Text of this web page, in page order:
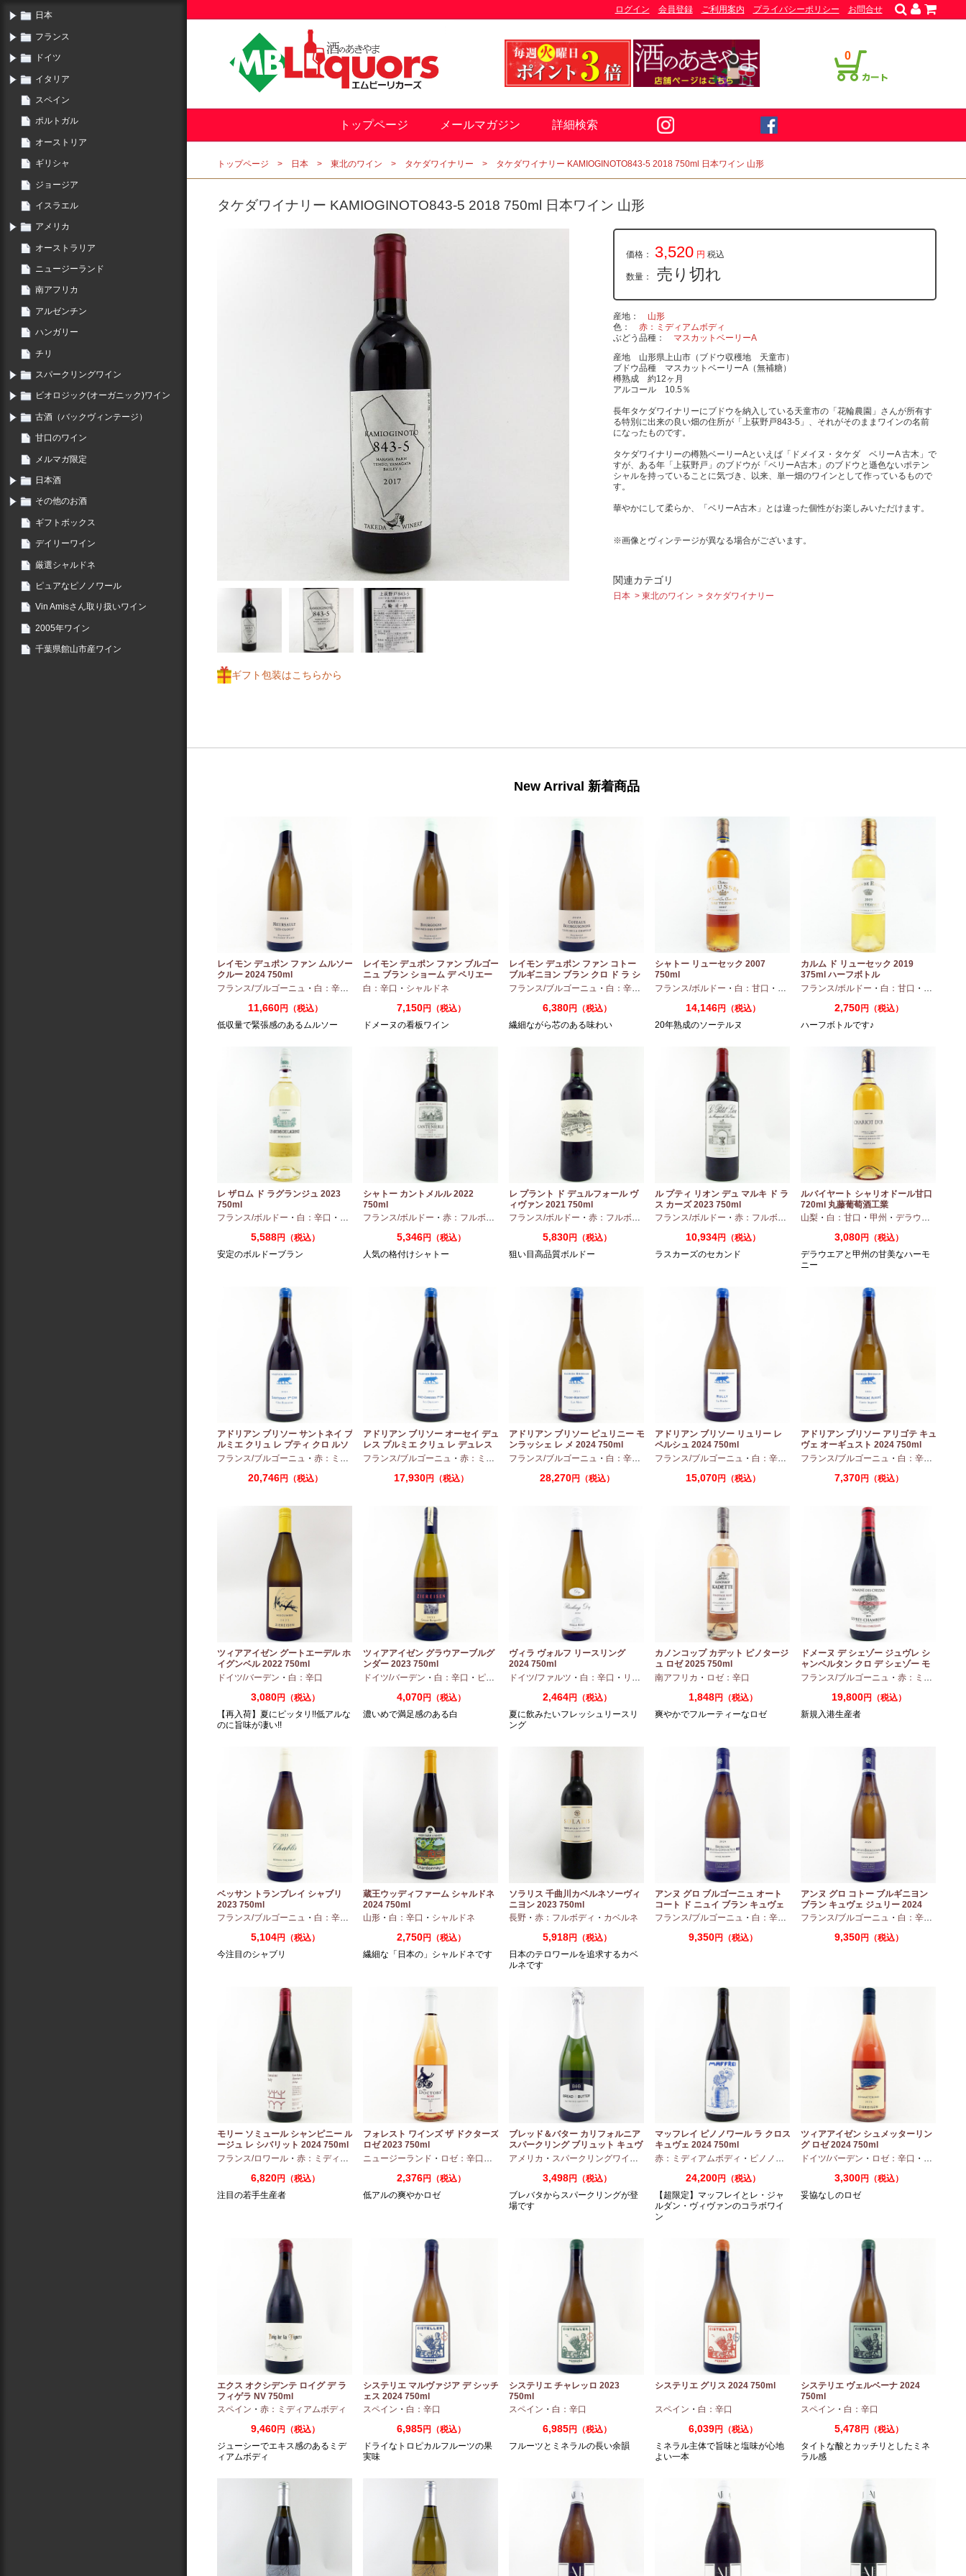
日本
フランス
ドイツ
イタリア
スペイン
ポルトガル
オーストリア
ギリシャ
ジョージア
イスラエル
アメリカ
オーストラリア
ニュージーランド
南アフリカ
アルゼンチン
ハンガリー
チリ
スパークリングワイン
ビオロジック(オーガニック)ワイン
古酒（バックヴィンテージ）
甘口のワイン
メルマガ限定
日本酒
その他のお酒
ギフトボックス
デイリーワイン
厳選シャルドネ
ピュアなピノノワール
Vin Amisさん取り扱いワイン
2005年ワイン
千葉県館山市産ワイン
0
ログイン 会員登録 ご利用案内 プライバシーポリシー お問合せ
トップページ メールマガジン 詳細検索
トップページ 日本 東北のワイン タケダワイナリー タケダワイナリー KAMIOGINOTO843-5 2018 750ml 日本ワイン 山形
タケダワイナリー KAMIOGINOTO843-5 2018 750ml 日本ワイン 山形
ギフト包装はこちらから
価格： 3,520 円 税込
数量： 売り切れ
産地
山形
色
赤：ミディアムボディ
ぶどう品種
マスカットベーリーA
産地 山形県上山市（ブドウ収穫地 天童市）
ブドウ品種 マスカットベーリーA（無補糖）
樽熟成 約12ヶ月
アルコール 10.5％
長年タケダワイナリーにブドウを納入している天童市の「花輪農園」さんが所有す
る特別に出来の良い畑の住所が「上荻野戸843-5」、それがそのままワインの名前
になったものです。
タケダワイナリーの樽熟ベーリーAといえば「ドメイヌ・タケダ ベリーA 古木」で
すが、ある年「上荻野戸」のブドウが「ベリーA古木」のブドウと遜色ないポテン
シャルを持っていることに気づき、以来、単一畑のワインとして作っているもので
す。
華やかにして柔らか、「ベリーA古木」とは違った個性がお楽しみいただけます。
※画像とヴィンテージが異なる場合がございます。
関連カテゴリ
日本 東北のワイン タケダワイナリー
New Arrival 新着商品
レイモン デュポン ファン ムルソー
クルー 2024 750ml
フランス/ブルゴーニュ ・ 白：辛口 シャルドネ
11,660円（税込）
低収量で緊張感のあるムルソー
レイモン デュポン ファン ブルゴー
ニュ ブラン ショーム デ ペリエー
ル 2024 750ml
白：辛口 ・ シャルドネ
7,150円（税込）
ドメーヌの看板ワイン
レイモン デュポン ファン コトー
ブルギニヨン ブラン クロ ド ラ シ
ャペル 2024 750ml
フランス/ブルゴーニュ ・ 白：辛口 シャルドネ
6,380円（税込）
繊細ながら芯のある味わい
シャトー リューセック 2007
750ml
フランス/ボルドー ・ 白：甘口 ・ セミヨン・ソーヴィニオンブラン
14,146円（税込）
20年熟成のソーテルヌ
カルム ド リューセック 2019
375ml ハーフボトル
フランス/ボルドー ・ 白：甘口 ・
2,750円（税込）
ハーフボトルです♪
レ ザロム ド ラグランジュ 2023
750ml
フランス/ボルドー ・ 白：辛口 ・ セミヨン・ソーヴィニオンブラン
5,588円（税込）
安定のボルドーブラン
シャトー カントメルル 2022
750ml
フランス/ボルドー ・ 赤：フルボディ ・カベルネ・カベルネフラン・プティヴェルド・メルロー
5,346円（税込）
人気の格付けシャトー
レ プラント ド デュルフォール ヴ
ィヴァン 2021 750ml
フランス/ボルドー ・ 赤：フルボディ
5,830円（税込）
狙い目高品質ボルドー
ル プティ リオン デュ マルキ ド ラ
ス カーズ 2023 750ml
フランス/ボルドー ・ 赤：フルボディ
10,934円（税込）
ラスカーズのセカンド
ルバイヤート シャリオドール甘口
720ml 丸藤葡萄酒工業
山梨・ 白：甘口 ・ 甲州 ・ デラウエア
3,080円（税込）
デラウエアと甲州の甘美なハーモ
ニー
アドリアン ブリソー サントネイ プ
ルミエ クリュ レ プティ クロ ルソ
ー 2024 750ml
フランス/ブルゴーニュ ・ 赤：ミディアムボディ ・ピノノワール
20,746円（税込）
アドリアン ブリソー オーセイ デュ
レス プルミエ クリュ レ デュレス
2024 750ml
フランス/ブルゴーニュ ・ 赤：ミディアムボディ ・ピノノワール
17,930円（税込）
アドリアン ブリソー ピュリニー モ
ンラッシェ レ メ 2024 750ml
フランス/ブルゴーニュ ・ 白：辛口 シャルドネ
28,270円（税込）
アドリアン ブリソー リュリー レ
ペルシュ 2024 750ml
フランス/ブルゴーニュ ・ 白：辛口 シャルドネ
15,070円（税込）
アドリアン ブリソー アリゴテ キュ
ヴェ オーギュスト 2024 750ml
フランス/ブルゴーニュ ・ 白：辛口
7,370円（税込）
ツィアアイゼン グートエーデル ホ
イグンベル 2022 750ml
ドイツ/バーデン ・ 白：辛口
3,080円（税込）
【再入荷】夏にピッタリ!!低アルな
のに旨味が凄い!!
ツィアアイゼン グラウアーブルグ
ンダー 2023 750ml
ドイツ/バーデン ・ 白：辛口 ・ ピノグリ
4,070円（税込）
濃いめで満足感のある白
ヴィラ ヴォルフ リースリング
2024 750ml
ドイツ/ファルツ ・ 白：辛口 ・ リースリング
2,464円（税込）
夏に飲みたいフレッシュリースリ
ング
カノンコップ カデット ピノタージ
ュ ロゼ 2025 750ml
南アフリカ ・ ロゼ：辛口
1,848円（税込）
爽やかでフルーティーなロゼ
ドメーヌ デ シェゾー ジュヴレ シ
ャンベルタン クロ デ シェゾー モ
ノポール 2023 750ml
フランス/ブルゴーニュ ・ 赤：ミディアムボディ
19,800円（税込）
新規入港生産者
ベッサン トランブレイ シャブリ
2023 750ml
フランス/ブルゴーニュ ・ 白：辛口 シャルドネ
5,104円（税込）
今注目のシャブリ
蔵王ウッディファーム シャルドネ
2024 750ml
山形・ 白：辛口 ・ シャルドネ
2,750円（税込）
繊細な「日本の」シャルドネです
ソラリス 千曲川カベルネソーヴィ
ニヨン 2023 750ml
長野・ 赤：フルボディ ・ カベルネ
5,918円（税込）
日本のテロワールを追求するカベ
ルネです
アンヌ グロ ブルゴーニュ オート
コート ド ニュイ ブラン キュヴェ
マリーヌ 2024 750ml
フランス/ブルゴーニュ ・ 白：辛口 シャルドネ
9,350円（税込）
アンヌ グロ コトー ブルギニヨン
ブラン キュヴェ ジュリー 2024
フランス/ブルゴーニュ ・ 白：辛口
9,350円（税込）
モリー ソミュール シャンピニー ル
ージュ レ シバリット 2024 750ml
フランス/ロワール・ 赤：ミディアムボディ ・カベルネフラン
6,820円（税込）
注目の若手生産者
フォレスト ワインズ ザ ドクターズ
ロゼ 2023 750ml
ニュージーランド ・ ロゼ：辛口 ピノノワール
2,376円（税込）
低アルの爽やかロゼ
ブレッド＆バター カリフォルニア
スパークリング ブリュット キュヴ
ェ NV 750ml
アメリカ ・ スパークリングワイン シャルドネ
3,498円（税込）
ブレバタからスパークリングが登
場です
マッフレイ ピノノワール ラ クロス
キュヴェ 2024 750ml
赤：ミディアムボディ ・ ピノノワール
24,200円（税込）
【超限定】マッフレイとレ・ジャ
ルダン・ヴィヴァンのコラボワイ
ン
ツィアアイゼン シュメッターリン
グ ロゼ 2024 750ml
ドイツ/バーデン ・ ロゼ：辛口 ・
3,300円（税込）
妥協なしのロゼ
エクス オクシデンテ ロイグ デ ラ
フィゲラ NV 750ml
（2022/2023）
スペイン ・ 赤：ミディアムボディ
9,460円（税込）
ジューシーでエキス感のあるミデ
ィアムボディ
システリエ マルヴァジア デ シッチ
ェス 2024 750ml
スペイン ・ 白：辛口
6,985円（税込）
ドライなトロピカルフルーツの果
実味
システリエ チャレッロ 2023
750ml
スペイン ・ 白：辛口
6,985円（税込）
フルーツとミネラルの長い余韻
システリエ グリス 2024 750ml
スペイン ・ 白：辛口
6,039円（税込）
ミネラル主体で旨味と塩味が心地
よい一本
システリエ ヴェルベーナ 2024
750ml
スペイン ・ 白：辛口
5,478円（税込）
タイトな酸とカッチリとしたミネ
ラル感